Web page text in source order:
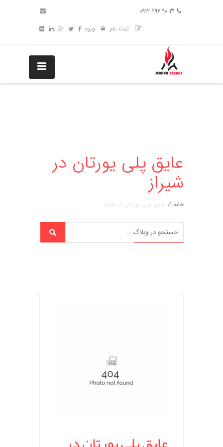
ثبت نام
ورود
عایق پلی یورتان در
شیراز
خانه / عایق پلی یورتان در شیراز